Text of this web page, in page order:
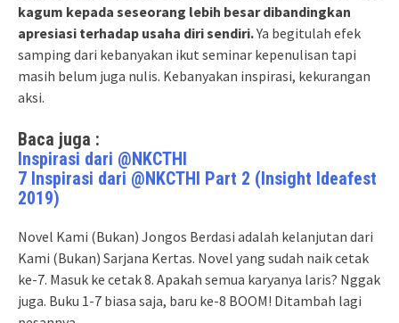
kagum kepada seseorang lebih besar dibandingkan
apresiasi terhadap usaha diri sendiri.Ya begitulah efek
samping dari kebanyakan ikut seminar kepenulisan tapi
masih belum juga nulis. Kebanyakan inspirasi, kekurangan
aksi.
Baca juga :
Inspirasi dari @NKCTHI
7 Inspirasi dari @NKCTHI Part 2 (Insight Ideafest
2019)
Novel Kami (Bukan) Jongos Berdasi adalah kelanjutan dari
Kami (Bukan) Sarjana Kertas. Novel yang sudah naik cetak
ke-7. Masuk ke cetak 8. Apakah semua karyanya laris? Nggak
juga. Buku 1-7 biasa saja, baru ke-8 BOOM! Ditambah lagi